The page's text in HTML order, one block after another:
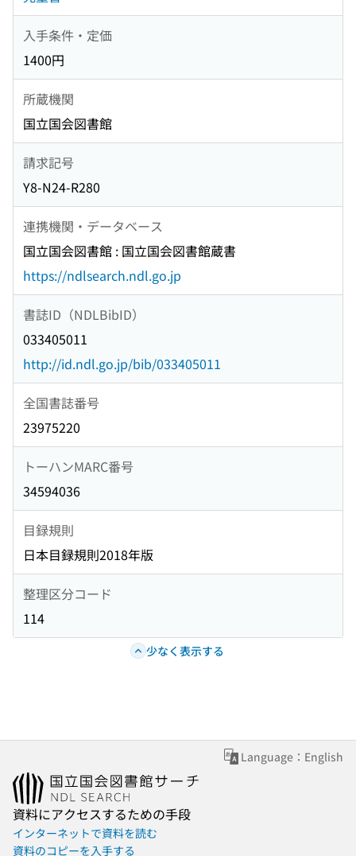
入手条件・定価
1400円
所蔵機関
国立国会図書館
請求記号
Y8-N24-R280
連携機関・データベース
国立国会図書館 : 国立国会図書館蔵書
https://ndlsearch.ndl.go.jp
書誌ID（NDLBibID）
033405011
http://id.ndl.go.jp/bib/033405011
全国書誌番号
23975220
トーハンMARC番号
34594036
目録規則
日本目録規則2018年版
整理区分コード
114
少なく表示する
Language：English
資料にアクセスするための手段
インターネットで資料を読む
資料のコピーを入手する